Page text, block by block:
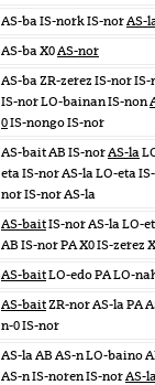
AS-ba IS-nork IS-norAS-
AS-ba X0AS-nor
AS-ba ZR-zerez IS-nor
IS-nor LO-bainan IS-non
0IS-nongo IS-nor
AS-bait AB IS-norAS-la
eta IS-nor AS-la LO-eta IS-
nor IS-nor AS-la
AS-baitIS-nor AS-la LO-
AB IS-nor PA X0 IS-zerez
AS-baitLO-edo PA LO-
AS-baitZR-nor AS-la PA
n-0 IS-nor
AS-la AB AS-n LO-baino
AS-n IS-noren IS-norAS-